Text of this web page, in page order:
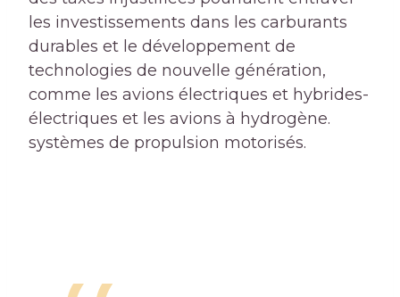
les investissements dans les carburants
durables et le développement de
technologies de nouvelle génération,
comme les avions électriques et hybrides-
électriques et les avions à hydrogène.
systèmes de propulsion motorisés.